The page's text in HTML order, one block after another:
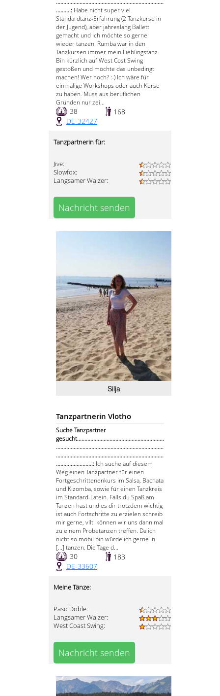
.........................................................................
..........: Habe nicht super viel
Standardtanz-Erfahrung (2 Tanzkurse in
der Jugend), aber jahreslang Ballett
gemacht und ich möchte so gerne
wieder tanzen. Rumba war in den
Tanzkursen immer mein Lieblingstanz.
Bin kürzlich auf West Cost Swing
gestoßen und möchte das unbedingt
machen! Wer noch? :-) Ich wäre für
einmalige Workshops oder auch Kurse
zu haben. Muss aus beruflichen
Gründen nur zei...
38
168
DE-32427
Tanzpartnerin für:
Jive:
Slowfox:
Langsamer Walzer:
Nachricht senden
Silja
Tanzpartnerin Vlotho
Suche Tanzpartner
gesucht...........................................................
.........................................................................
.........................................................................
.........................: Ich suche auf diesem
Weg einen Tanzpartner für einen
Fortgeschrittenenkurs im Salsa, Bachata
und Kizomba, sowie für einen Tanzkreis
im Standard-Latein. Falls du Spaß am
Tanzen hast und es dir trotzdem wichtig
ist auch Fortschritte zu erzielen schreib
mir gerne, vllt. können wir uns dann mal
zu einem Probetanzen treffen. Da ich
nicht so mobil bin würde ich gerne in
[...] tanzen. Die Tage d...
30
183
DE-33607
Meine Tänze:
Paso Doble:
Langsamer Walzer:
West Coast Swing:
Nachricht senden